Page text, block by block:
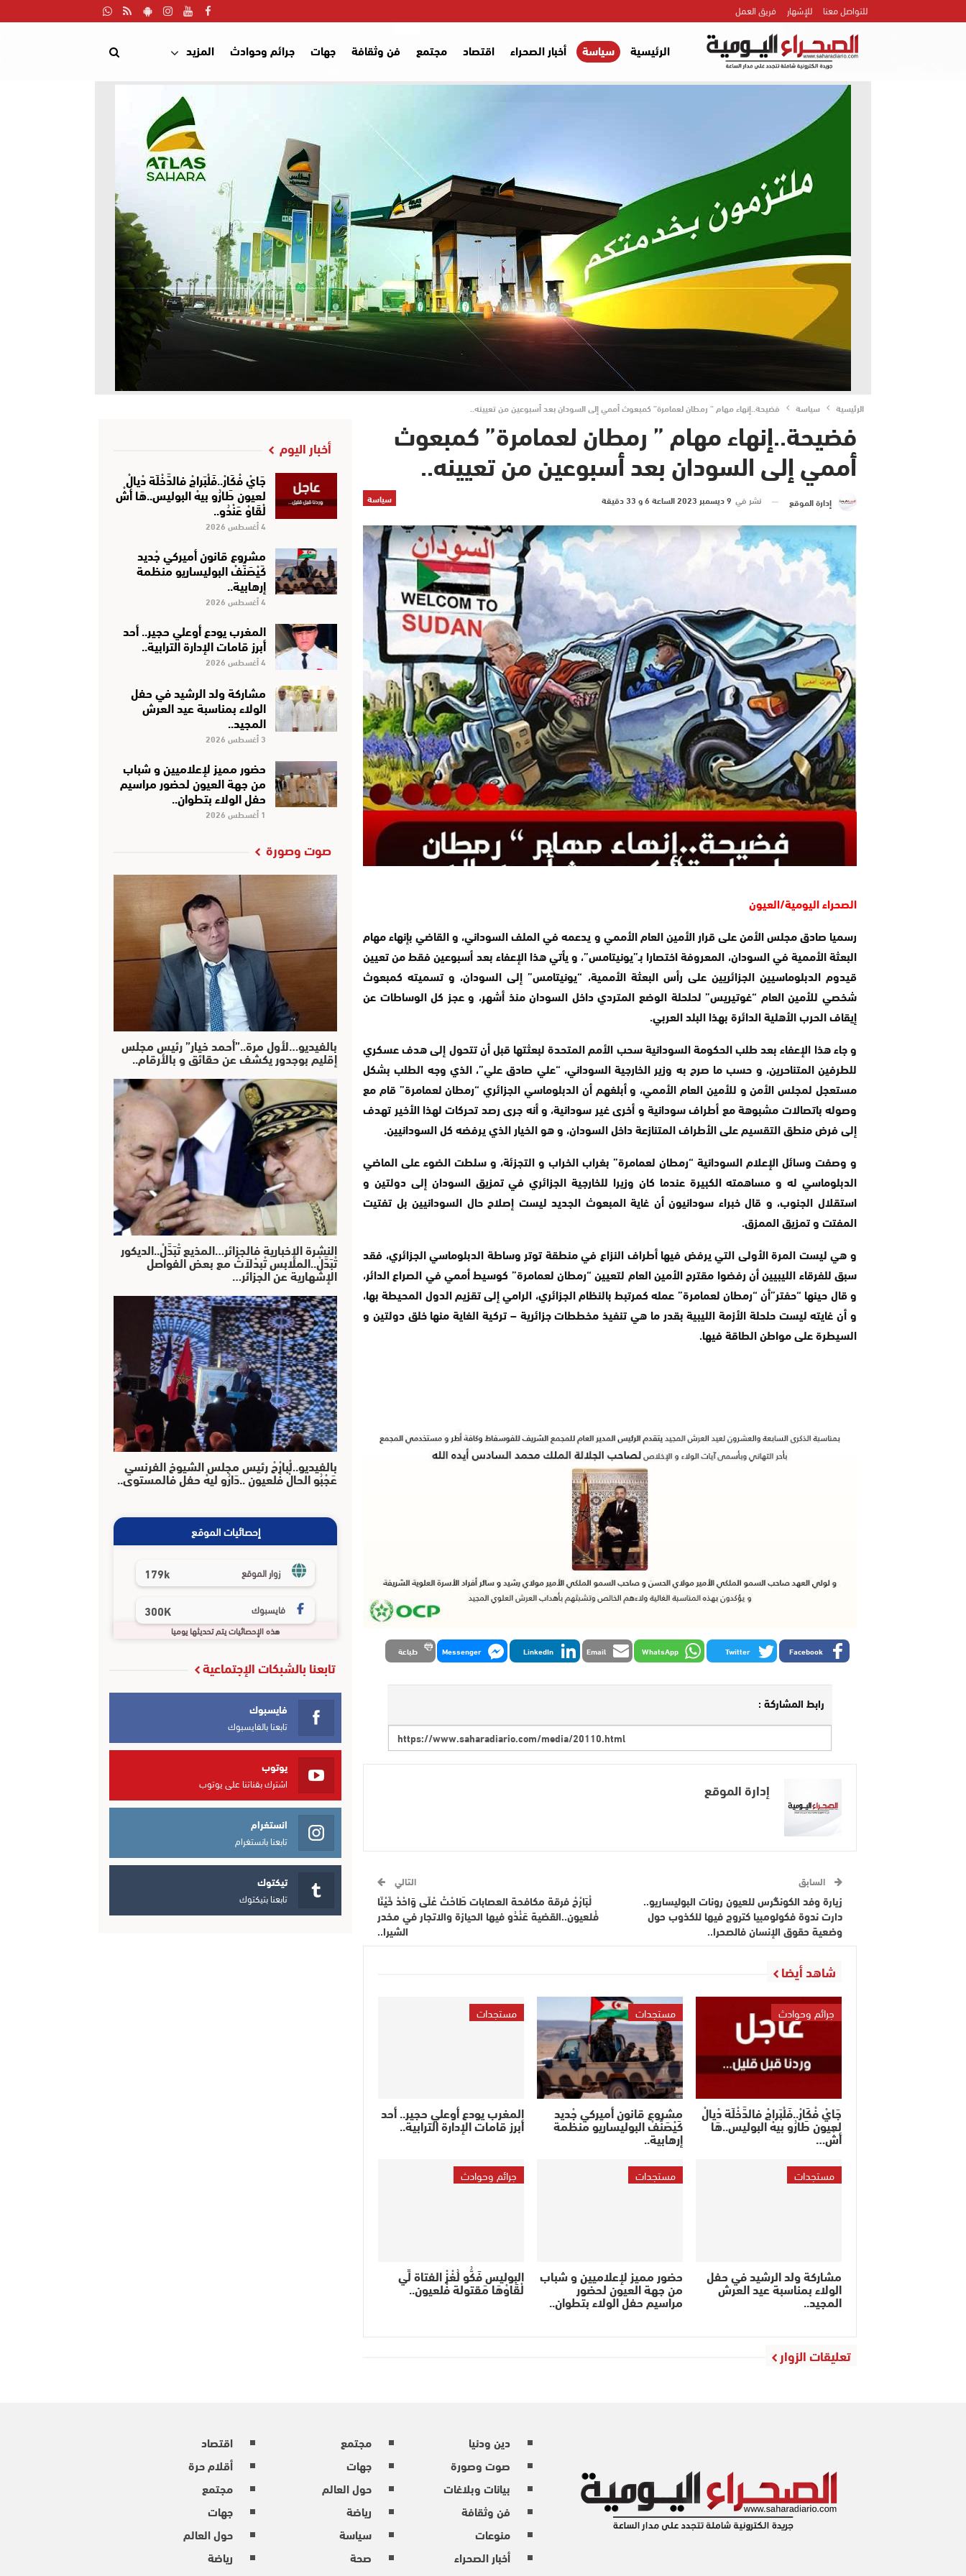
للتواصل معنا للإشهار فريق العمل
الرئيسية سياسة أخبار الصحراء اقتصاد مجتمع فن وثقافة جهات جرائم وحوادث المزيد
الرئيسية سياسة فضيحة..إنهاء مهام ” رمطان لعمامرة” كمبعوث أممي إلى السودان بعد أسبوعين من تعيينه..
فضيحة..إنهاء مهام ” رمطان لعمامرة” كمبعوث
أممي إلى السودان بعد أسبوعين من تعيينه..
سياسة إدارة الموقع نشر في 9 ديسمبر 2023 الساعة 6 و 33 دقيقة
الصحراء اليومية/العيون
رسميا صادق مجلس الأمن على قرار الأمين العام الأممي و يدعمه في الملف السوداني، و القاضي بإنهاء مهام
البعثة الأممية في السودان، المعروفة اختصارا بـ”يونيتامس”، و يأتي هذا الإعفاء بعد أسبوعين فقط من تعيين
قيدوم الدبلوماسيين الجزائريين على رأس البعثة الأممية، “يونيتامس” إلى السودان، و تسميته كمبعوث
شخصي للأمين العام “غوتيريس” لحلحلة الوضع المتردي داخل السودان منذ أشهر، و عجز كل الوساطات عن
إيقاف الحرب الأهلية الدائرة بهذا البلد العربي.
و جاء هذا الإعفاء بعد طلب الحكومة السودانية سحب الأمم المتحدة لبعثتها قبل أن تتحول إلى هدف عسكري
للطرفين المتناحرين، و حسب ما صرح به وزير الخارجية السوداني، “علي صادق علي”، الذي وجه الطلب بشكل
مستعجل لمجلس الأمن و للأمين العام الأممي، و أبلغهم أن الدبلوماسي الجزائري “رمطان لعمامرة” قام مع
وصوله باتصالات مشبوهة مع أطراف سودانية و أخرى غير سودانية، و أنه جرى رصد تحركات لهذا الأخير تهدف
إلى فرض منطق التقسيم على الأطراف المتنازعة داخل السودان، و هو الخيار الذي يرفضه كل السودانيين.
و وصفت وسائل الإعلام السودانية “رمطان لعمامرة” بغراب الخراب و التجزئة، و سلطت الضوء على الماضي
الدبلوماسي له و مساهمته الكبيرة عندما كان وزيرا للخارجية الجزائري في تمزيق السودان إلى دولتين و
استقلال الجنوب، و قال خبراء سودانيون أن غاية المبعوث الجديد ليست إصلاح حال السودانيين بل تفتيت
المفتت و تمزيق الممزق.
و هي ليست المرة الأولى التي يرفض فيها أطراف النزاع في منطقة توتر وساطة الدبلوماسي الجزائري، فقد
سبق للفرقاء الليبيين أن رفضوا مقترح الأمين العام لتعيين “رمطان لعمامرة” كوسيط أممي في الصراع الدائر،
و قال حينها “حفتر”أن “رمطان لعمامرة” عمله كمرتبط بالنظام الجزائري، الرامي إلى تقزيم الدول المحيطة بها،
و أن غايته ليست حلحلة الأزمة الليبية بقدر ما هي تنفيذ مخططات جزائرية – تركية الغاية منها خلق دولتين و
السيطرة على مواطن الطاقة فيها.
Facebook
Twitter
WhatsApp
Email
LinkedIn
Messenger طباعة
رابط المشاركة :
إدارة الموقع
السابق
زيارة وفد الكونگرس للعيون رونات البوليساريو..
دارت ندوة فكولومبيا كتروج فيها للكذوب حول
وضعية حقوق الإنسان فالصحرا..
التالي
لْبَارْحْ فرقة مكافحة العصابات طَاحْتْ عْلَى وَاحْدْ خَيْنَا
فْلعيون..القضية عَنْدُو فيها الحيازة والاتجار في مخدر
الشيرا..
شاهد أيضا
جرائم وحوادث
جَايْ فْكَارْ..فَلْبَراجْ فالدَّخْلَة دْيالْ
لعيون طَارُو بيهْ البوليس..هَا
أشْ…
مستجدات
مشروع قانون أميركي جْديد
كَيْصَنَّفْ البوليساريو منظمة
إرهابية..
مستجدات
المغرب يودع أوعلي حجير.. أحد
أبرز قامات الإدارة الترابية..
مستجدات
مشاركة ولد الرشيد في حفل
الولاء بمناسبة عيد العرش
المجيد..
مستجدات
حضور مميز لإعلاميين و شباب
من جهة العيون لحضور
مراسيم حفل الولاء بتطوان..
جرائم وحوادث
البوليس فَكُّو لُغْزْ الفتاة لِّي
لْقَاوْهَا مَقتولة فْلعيون..
تعليقات الزوار
أخبار اليوم
جَايْ فْكَارْ..فَلْبَراجْ فالدَّخْلَة دْيالْ
لعيون طَارُو بيهْ البوليس..هَا أشْ
لْقَاوْ عَنْدُو..
4 أغسطس 2026
مشروع قانون أميركي جْديد
كَيْصَنَّفْ البوليساريو منظمة
إرهابية..
4 أغسطس 2026
المغرب يودع أوعلي حجير.. أحد
أبرز قامات الإدارة الترابية..
4 أغسطس 2026
مشاركة ولد الرشيد في حفل
الولاء بمناسبة عيد العرش
المجيد..
3 أغسطس 2026
حضور مميز لإعلاميين و شباب
من جهة العيون لحضور مراسيم
حفل الولاء بتطوان..
1 أغسطس 2026
صوت وصورة
بالفيديو…لأول مرة..”أحمد خيار” رئيس مجلس
إقليم بوجدور يكشف عن حقائق و بالأرقام..
النشرة الإخبارية فالجزائر…المذيع تْبَدَّلْ..الديكور
تْبَدَّلْ..الملابس تْبدْلاَتْ مع بعض الفواصل
الإشهارية عن الجزائر…
بالفيديو..لْبارْحْ رئيس مجلس الشيوخ الفرنسي
عَجْبُو الحالْ فْلعيون ..دَارُو ليهْ حفل فالمستوى..
إحصائيات الموقع
زوار الموقع 179k
فايسبوك 300K
هذه الإحصائيات يتم تحديثها يوميا
تابعنا بالشبكات الإجتماعية
فايسبوك
تابعنا بالفايسبوك
يوتوب
اشترك بقناتنا على يوتوب
انستغرام
تابعنا بانستغرام
تيكتوك
تابعنا بتيكتوك
دين ودنيا
صوت وصورة
بيانات وبلاغات
فن وثقافة
منوعات
أخبار الصحراء
مجتمع
جهات
حول العالم
رياضة
سياسة
صحة
اقتصاد
أقلام حرة
مجتمع
جهات
حول العالم
رياضة